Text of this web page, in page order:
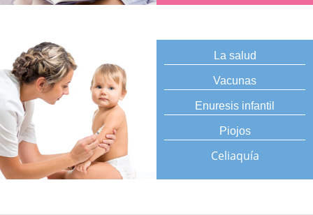
La salud
Vacunas
Enuresis infantil
Piojos
Celiaquía